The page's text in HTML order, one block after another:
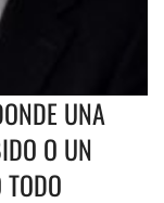
UNA
O UN